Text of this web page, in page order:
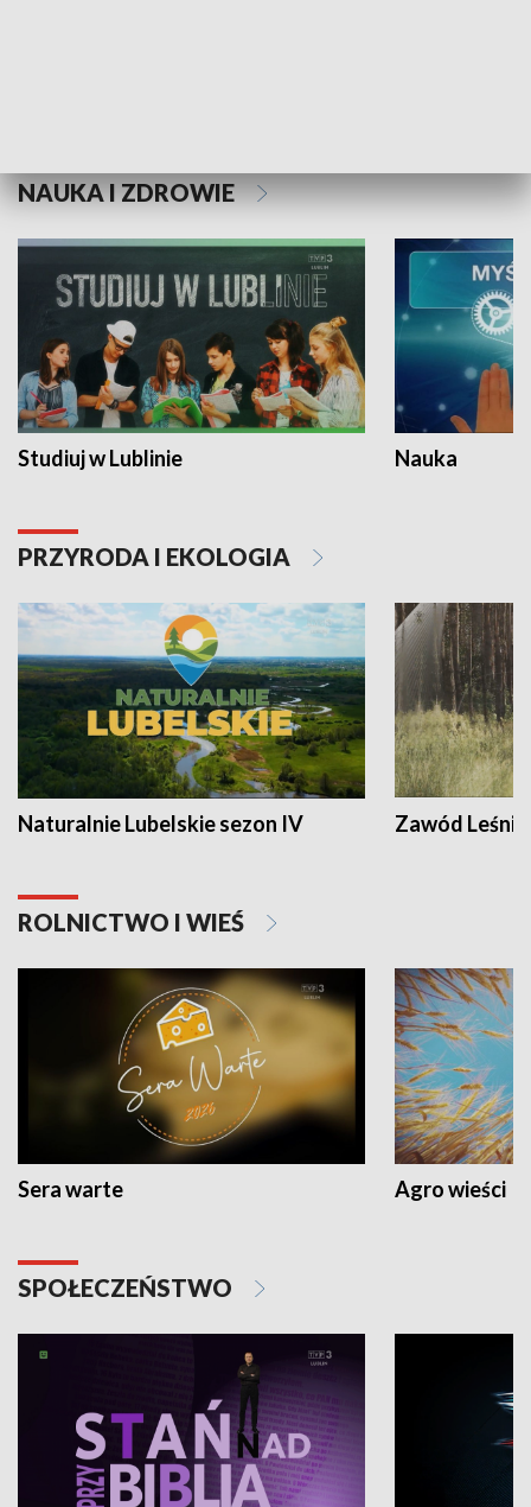
NAUKA I ZDROWIE
Studiuj w Lublinie Nauka
PRZYRODA I EKOLOGIA
Naturalnie Lubelskie sezon IV Zawód Leśnik
ROLNICTWO I WIEŚ
Sera warte Agro wieści
SPOŁECZEŃSTWO